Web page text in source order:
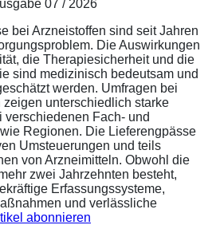
07 / 2026
bei Arzneistoffen sind seit Jahren
Die Auswirkungen
die Therapiesicherheit und die
sind medizinisch bedeutsam und
werden. Umfragen bei
unterschiedlich starke
verschiedenen Fach- und
Regionen. Die Lieferengpässe
Umsteuerungen und teils
von Arzneimitteln. Obwohl die
zwei Jahrzehnten besteht,
Erfassungssysteme,
und verlässliche
abonnieren